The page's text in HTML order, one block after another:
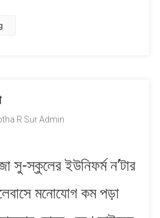
R Sur Admin
সু-স্কুলের ইউনিফর্ম ন’টার
মনোযোগ কম পড়া